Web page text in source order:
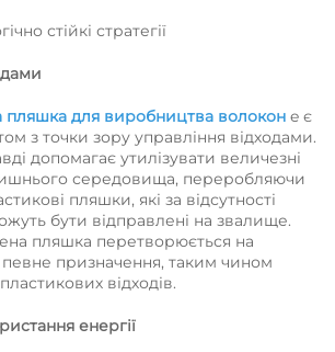
стійкі стратегії
пляшка для виробництва волокон e є
з точки зору управління відходами.
допомагає утилізувати величезні
середовища, переробляючи
пляшки, які за відсутності
бути відправлені на звалище.
пляшка перетворюється на
призначення, таким чином
відходів.
енергії